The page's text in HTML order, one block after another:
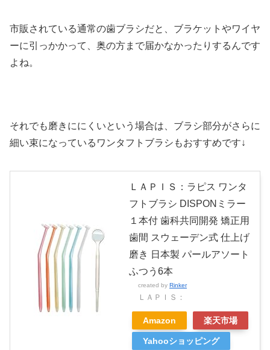
市販されている通常の歯ブラシだと、ブラケットやワイヤ
ーに引っかかって、奥の方まで届かなかったりするんです
よね。
それでも磨きににくいという場合は、ブラシ部分がさらに
細い束になっているワンタフトブラシもおすすめです↓
ＬＡＰＩＳ：ラピス ワンタ
フトブラシ DISPONミラー
１本付 歯科共同開発 矯正用
歯間 スウェーデン式 仕上げ
磨き 日本製 パールアソート
ふつう6本
created by Rinker
ＬＡＰＩＳ：
Amazon 楽天市場
Yahooショッピング